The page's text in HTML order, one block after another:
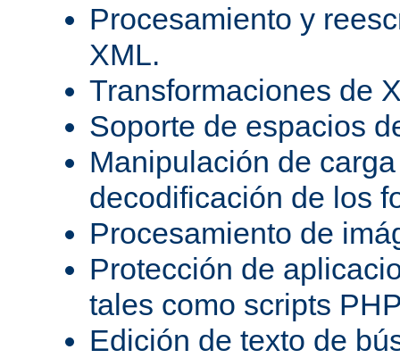
Procesamiento y
XML.
Transformaciones de
Soporte de espacios
Manipulación de
decodificación de los
Procesamiento de
Protección de
tales como scripts
Edición de texto de